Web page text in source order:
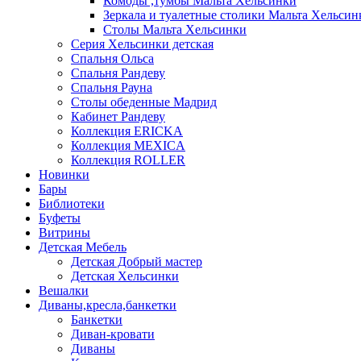
Зеркала и туалетные столики Мальта
Столы Мальта Хельсинки
Серия Хельсинки детская
Спальня Ольса
Спальня Рандеву
Спальня Рауна
Столы обеденные Мадрид
Кабинет Рандеву
Коллекция ERICKA
Коллекция MEXICA
Коллекция ROLLER
Новинки
Бары
Библиотеки
Буфеты
Витрины
Детская Мебель
Детская Добрый мастер
Детская Хельсинки
Вешалки
Диваны,кресла,банкетки
Банкетки
Диван-кровати
Диваны